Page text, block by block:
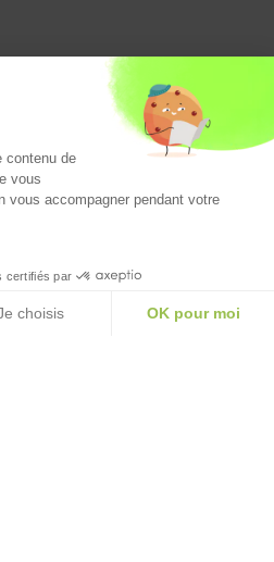
de
de confidentialité CGV CGU
contenu de
vous
vous accompagner pendant votre
certifiés par
choisis OK pour moi